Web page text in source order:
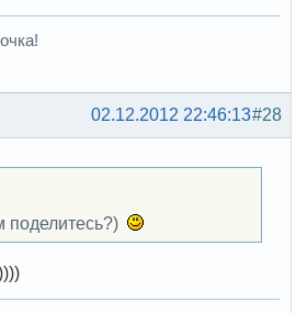
#28
02.12.2012 22:46:13
поделитесь?)